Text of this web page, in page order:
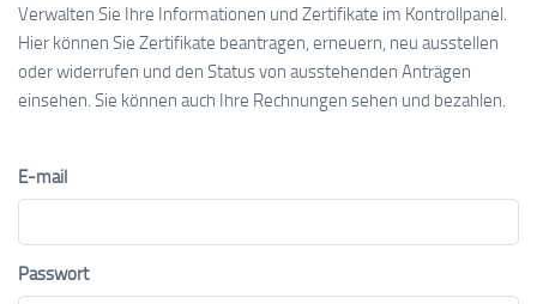
Verwalten Sie Ihre Informationen und Zertifikate im Kontrollpanel.
Hier können Sie Zertifikate beantragen, erneuern, neu ausstellen
oder widerrufen und den Status von ausstehenden Anträgen
einsehen. Sie können auch Ihre Rechnungen sehen und bezahlen.
E-mail
Passwort